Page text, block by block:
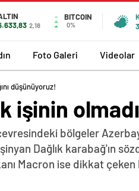
2,18
BITCOIN
0%
Foto Galeri Videolar
düşünüyoruz!
bölgeler
Dağlık karabağ'ın
Macron ise dikkat